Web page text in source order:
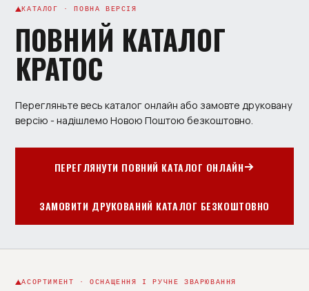
КАТАЛОГ · ПОВНА ВЕРСІЯ
ПОВНИЙ КАТАЛОГ
КРАТОС
Перегляньте весь каталог онлайн або замовте друковану
версію - надішлемо Новою Поштою безкоштовно.
ПЕРЕГЛЯНУТИ ПОВНИЙ КАТАЛОГ ОНЛАЙН
ЗАМОВИТИ ДРУКОВАНИЙ КАТАЛОГ БЕЗКОШТОВНО
АСОРТИМЕНТ · ОСНАЩЕННЯ І РУЧНЕ ЗВАРЮВАННЯ